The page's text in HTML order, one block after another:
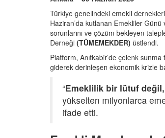
Türkiye genelindeki emekli
Haziran’da kutlanan Emekliler
sorunlarını ve çözüm bekleyen
Derneği (TÜMEMEKDER) üstlendi.
Platform, Anıtkabir’de çelenk
giderek derinleşen ekonomik krizle
“Emeklilik bir lütuf değil,
yükselten milyonlarca
ifade etti.